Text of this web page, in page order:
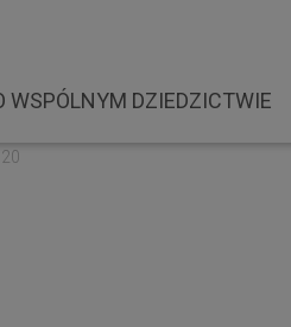
WSPÓLNYM DZIEDZICTWIE
04-09-2022